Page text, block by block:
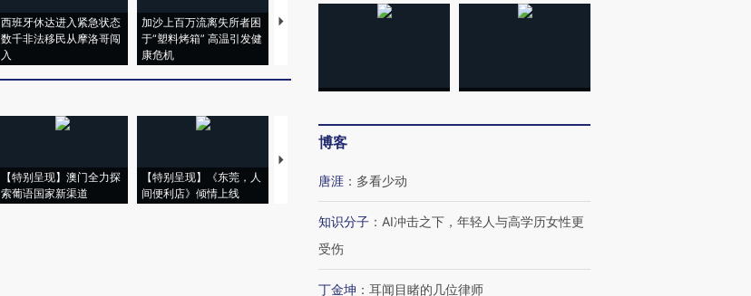
西班牙休达进入紧急状态
数千非法移民从摩洛哥闯
入
加沙上百万流离失所者困
于“塑料烤箱” 高温引发健
康危机
视线｜HYROX的吸金
马航飞行员跨国走私7万
【特别呈现】澳门全力探
索葡语国家新渠道
【特别呈现】《东莞，人
间便利店》倾情上线
【推广】走进第四届链博
会，让数智科技“链”接产
博客
唐涯 ： 多看少动
知识分子 ： AI冲击之下，年轻人与高学历女性更
受伤
丁金坤 ： 耳闻目睹的几位律师